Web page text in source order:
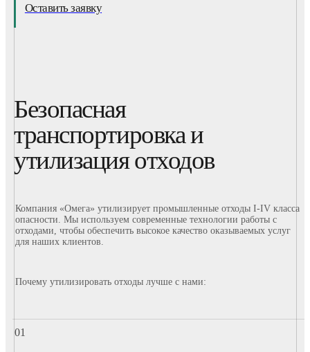
Оставить заявку
Безопасная
транспортировка и
утилизация отходов
Компания «Омега» утилизирует промышленные отходы I-IV класса
опасности. Мы используем современные технологии работы с
отходами, чтобы обеспечить высокое качество оказываемых услуг
для наших клиентов.
Почему утилизировать отходы лучше с нами: